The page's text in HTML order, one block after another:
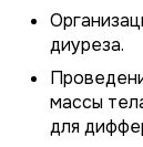
диуреза.
массы
для